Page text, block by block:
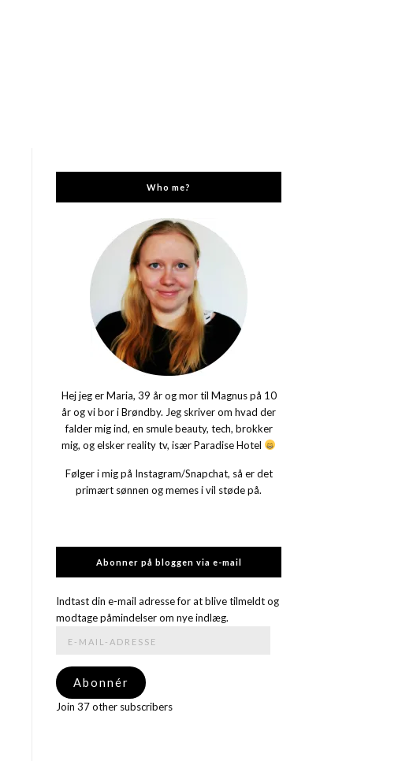
Who me?
Hej jeg er Maria, 39 år og mor til Magnus på 10
år og vi bor i Brøndby. Jeg skriver om hvad der
falder mig ind, en smule beauty, tech, brokker
mig, og elsker reality tv, især Paradise Hotel
Følger i mig på Instagram/Snapchat, så er det
primært sønnen og memes i vil støde på.
Abonner på bloggen via e-mail
Indtast din e-mail adresse for at blive tilmeldt og
modtage påmindelser om nye indlæg.
adresse
Abonnér
Join 37 other subscribers